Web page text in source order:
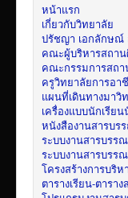
หน้าแรก
เกี่ยวกับวิทยาลัย
ปรัชญา เอกลักษ
คณะผู้บริหารสถา
คณะกรรมการสถ
ครูวิทยาลัยการอ
แผนที่เดินทางมาวิ
เครื่องแบบนักเรีย
หนังสืองานสารบร
ระบบงานสารบรร
ระบบงานสารบรร
โครงสร้างการบริห
ตารางเรียน-ตารา